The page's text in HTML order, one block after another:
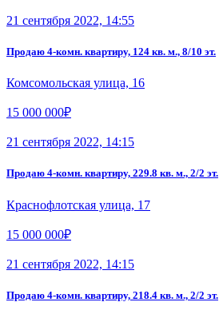
21 сентября 2022, 14:55
Продаю 4-комн. квартиру, 124 кв. м., 8/10 эт.
Комсомольская улица, 16
15 000 000₽
21 сентября 2022, 14:15
Продаю 4-комн. квартиру, 229.8 кв. м., 2/2 эт.
Краснофлотская улица, 17
15 000 000₽
21 сентября 2022, 14:15
Продаю 4-комн. квартиру, 218.4 кв. м., 2/2 эт.